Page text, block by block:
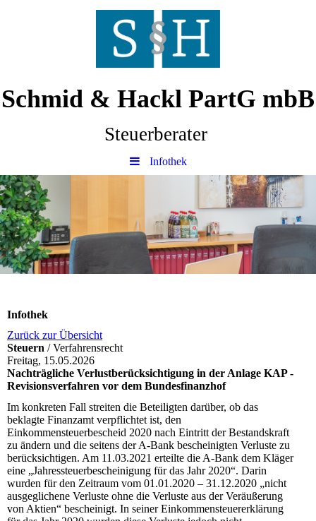
Schmid & Hackl PartG mbB
Steuerberater
Infothek
Infothek
Zurück zur Übersicht
Steuern / Verfahrensrecht
Freitag, 15.05.2026
Nachträgliche Verlustberücksichtigung in der Anlage KAP -
Revisionsverfahren vor dem Bundesfinanzhof
Im konkreten Fall streiten die Beteiligten darüber, ob das
beklagte Finanzamt verpflichtet ist, den
Einkommensteuerbescheid 2020 nach Eintritt der Bestandskraft
zu ändern und die seitens der A-Bank bescheinigten Verluste zu
berücksichtigen. Am 11.03.2021 erteilte die A-Bank dem Kläger
eine „Jahressteuerbescheinigung für das Jahr 2020“. Darin
wurden für den Zeitraum vom 01.01.2020 – 31.12.2020 „nicht
ausgeglichene Verluste ohne die Verluste aus der Veräußerung
von Aktien“ bescheinigt. In seiner Einkommensteuererklärung